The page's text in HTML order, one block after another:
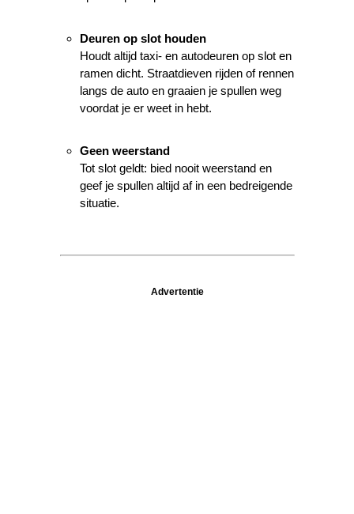
Deuren op slot houden
Houdt altijd taxi- en autodeuren op slot en
ramen dicht. Straatdieven rijden of rennen
langs de auto en graaien je spullen weg
voordat je er weet in hebt.
Geen weerstand
Tot slot geldt: bied nooit weerstand en
geef je spullen altijd af in een bedreigende
situatie.
Advertentie